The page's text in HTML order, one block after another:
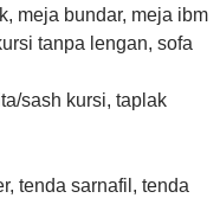
meja bundar, meja ibm
tanpa lengan, sofa
sash kursi, taplak
tenda sarnafil, tenda